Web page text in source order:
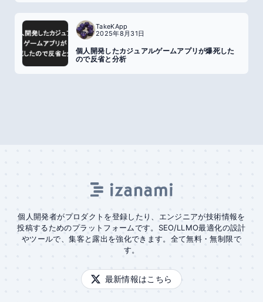
TakeKApp
2025年8月31日
個人開発したカジュアルゲームアプリが爆死した
ので反省と分析
個人開発者がプロダクトを登録したり、エンジニアが技術情報を
投稿するためのプラットフォームです。SEO/LLMO最適化の設計
やツールで、集客と露出を強化できます。全て無料・無制限で
す。
最新情報はこちら